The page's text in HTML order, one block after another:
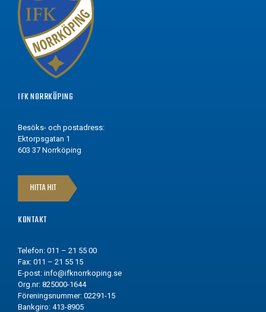
IFK NORRKÖPING
Besöks- och postadress:
Ektorpsgatan 1
603 37 Norrköping
HITTA HIT
KONTAKT
Telefon: 011 – 21 55 00
Fax: 011 – 21 55 15
E-post: info@ifknorrkoping.se
Org.nr: 825000-1644
Föreningsnummer: 02291-15
Bankgiro: 413-8905